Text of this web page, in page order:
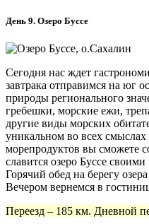
День 9. Озеро Буссе
Сегодня нас ждет
завтрака отправимся на юг
природы регионального
гребешки, морские ежи,
другие виды морских
уникальном во всех смыслах
морепродуктов вы сможете
славится озеро Буссе
Горячий обед на берегу
Вечером вернемся в
Переезд – 185 км. Дневной